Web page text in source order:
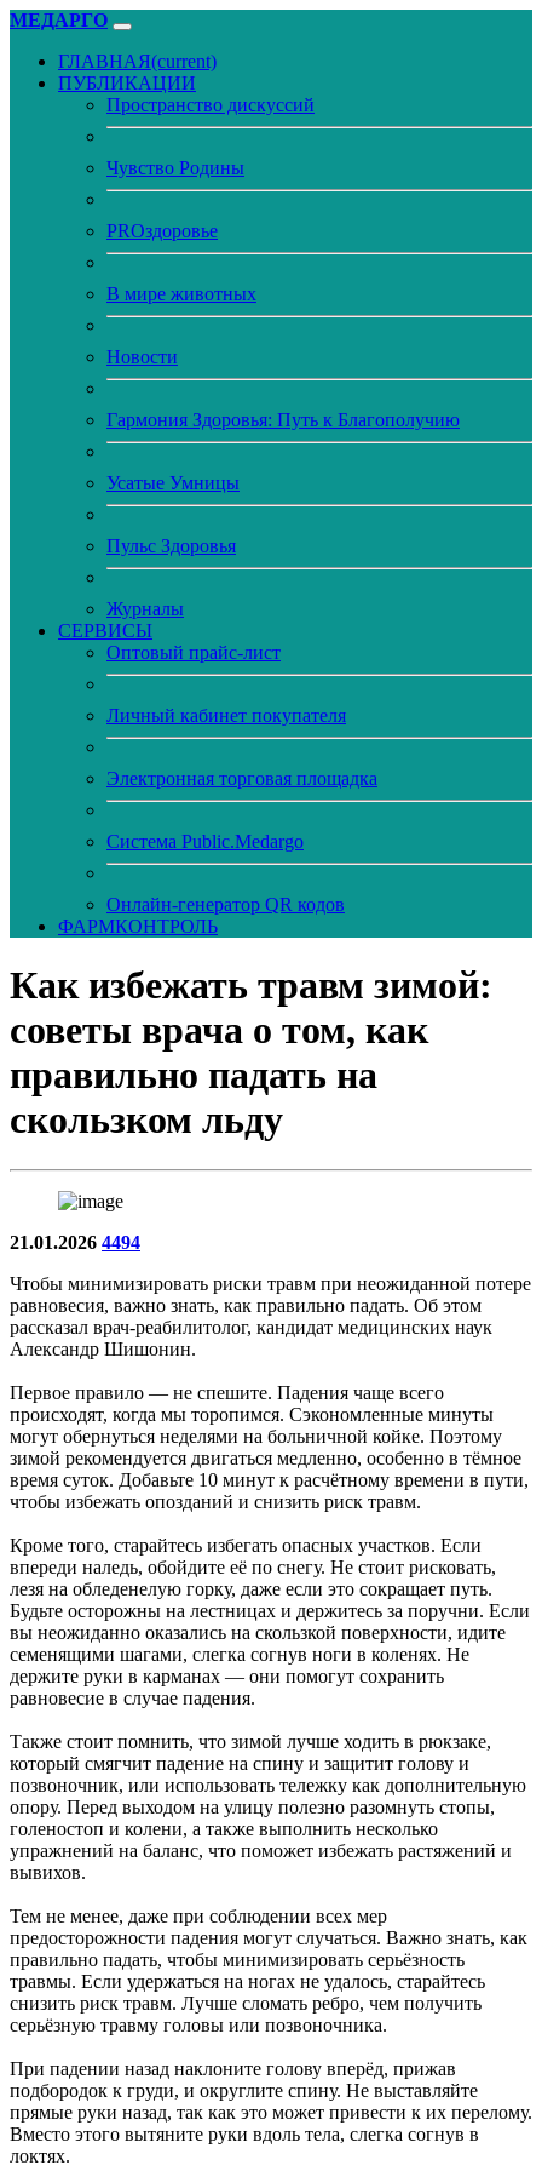
МЕДАРГО
ГЛАВНАЯ(current)
ПУБЛИКАЦИИ
Пространство дискуссий
Чувство Родины
PROздоровье
В мире животных
Новости
Гармония Здоровья: Путь к Благополучию
Усатые Умницы
Пульс Здоровья
Журналы
CЕРВИСЫ
Оптовый прайс-лист
Личный кабинет покупателя
Электронная торговая площадка
Система Public.Medargo
Онлайн-генератор QR кодов
ФАРМКОНТРОЛЬ
Как избежать травм зимой:
советы врача о том, как
правильно падать на
скользком льду
21.01.2026 4494
Чтобы минимизировать риски травм при неожиданной потере
равновесия, важно знать, как правильно падать. Об этом
рассказал врач-реабилитолог, кандидат медицинских наук
Александр Шишонин.
Первое правило — не спешите. Падения чаще всего
происходят, когда мы торопимся. Сэкономленные минуты
могут обернуться неделями на больничной койке. Поэтому
зимой рекомендуется двигаться медленно, особенно в тёмное
время суток. Добавьте 10 минут к расчётному времени в пути,
чтобы избежать опозданий и снизить риск травм.
Кроме того, старайтесь избегать опасных участков. Если
впереди наледь, обойдите её по снегу. Не стоит рисковать,
лезя на обледенелую горку, даже если это сокращает путь.
Будьте осторожны на лестницах и держитесь за поручни. Если
вы неожиданно оказались на скользкой поверхности, идите
семенящими шагами, слегка согнув ноги в коленях. Не
держите руки в карманах — они помогут сохранить
равновесие в случае падения.
Также стоит помнить, что зимой лучше ходить в рюкзаке,
который смягчит падение на спину и защитит голову и
позвоночник, или использовать тележку как дополнительную
опору. Перед выходом на улицу полезно разомнуть стопы,
голеностоп и колени, а также выполнить несколько
упражнений на баланс, что поможет избежать растяжений и
вывихов.
Тем не менее, даже при соблюдении всех мер
предосторожности падения могут случаться. Важно знать, как
правильно падать, чтобы минимизировать серьёзность
травмы. Если удержаться на ногах не удалось, старайтесь
снизить риск травм. Лучше сломать ребро, чем получить
серьёзную травму головы или позвоночника.
При падении назад наклоните голову вперёд, прижав
подбородок к груди, и округлите спину. Не выставляйте
прямые руки назад, так как это может привести к их перелому.
Вместо этого вытяните руки вдоль тела, слегка согнув в
локтях.